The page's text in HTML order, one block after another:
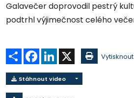
Galavečer doprovodil pestrý
podtrhl výjimečnost celého
Sdílet Facebook
LinkedIn
Stáhnout video